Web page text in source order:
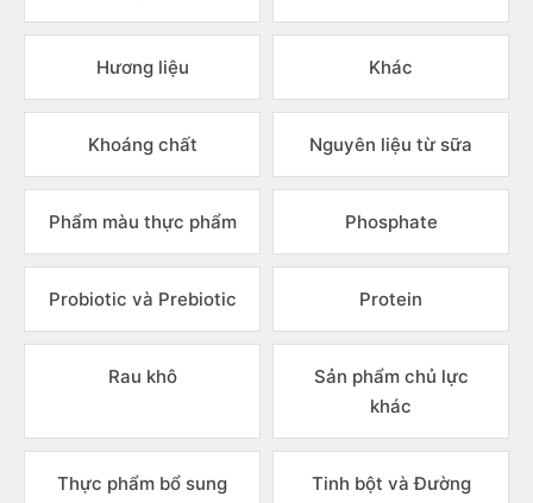
Hương liệu Khác
Khoáng chất Nguyên liệu từ sữa
Phẩm màu thực phẩm Phosphate
Probiotic và Prebiotic Protein
Rau khô
Sản phẩm chủ lực
khác
Thực phẩm bổ sung Tinh bột và Đường